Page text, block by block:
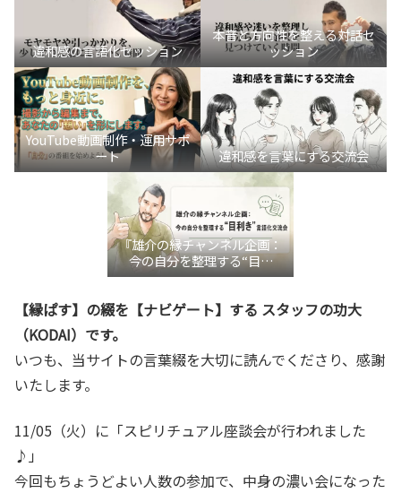
違和感の言語化セッション
本音と方向性を整える対話セ
ッション
YouTube動画制作・運用サポ
ート
違和感を言葉にする交流会
『雄介の縁チャンネル企画：
今の自分を整理する“目利
き”言語化交流会』
【縁ぱす】の綴を【ナビゲート】する スタッフの功大
（KODAI）です。
いつも、当サイトの言葉綴を大切に読んでくださり、感謝
いたします。
11/05（火）に「スピリチュアル座談会が行われました
♪」
今回もちょうどよい人数の参加で、中身の濃い会になった